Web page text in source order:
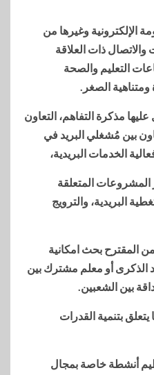
الإلكترونية وغيرها من
ذات العلاقة
التعليم والصحة
الصغر.
مذكرة التفاهم، التعاون
بين مُشغلي البريد في
الخدمات البريدية،
المتعلقة
البريدية، والترويج
المقترح بحث امكانية
الذكرى أو معلم مشترك بين
بين الشعبين.
بتنمية القدرات
أنشطة خاصة بمجال